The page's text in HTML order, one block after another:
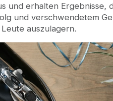
und erhalten Ergebnisse,
und verschwendetem
auszulagern.